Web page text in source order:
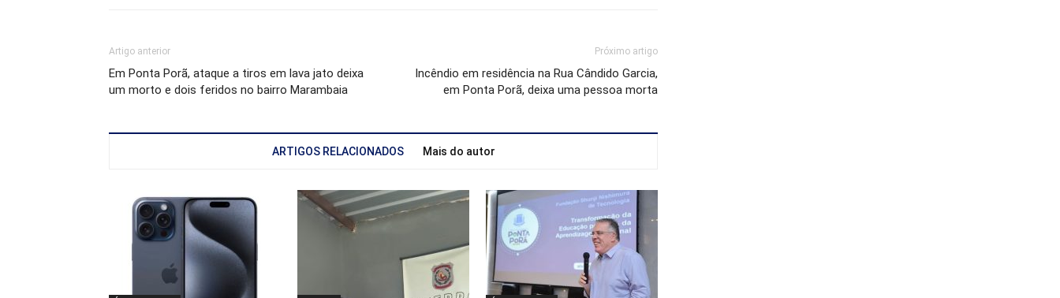
Artigo anterior
Em Ponta Porã, ataque a tiros em lava jato deixa
um morto e dois feridos no bairro Marambaia
Próximo artigo
Incêndio em residência na Rua Cândido Garcia,
em Ponta Porã, deixa uma pessoa morta
ARTIGOS RELACIONADOS Mais do autor